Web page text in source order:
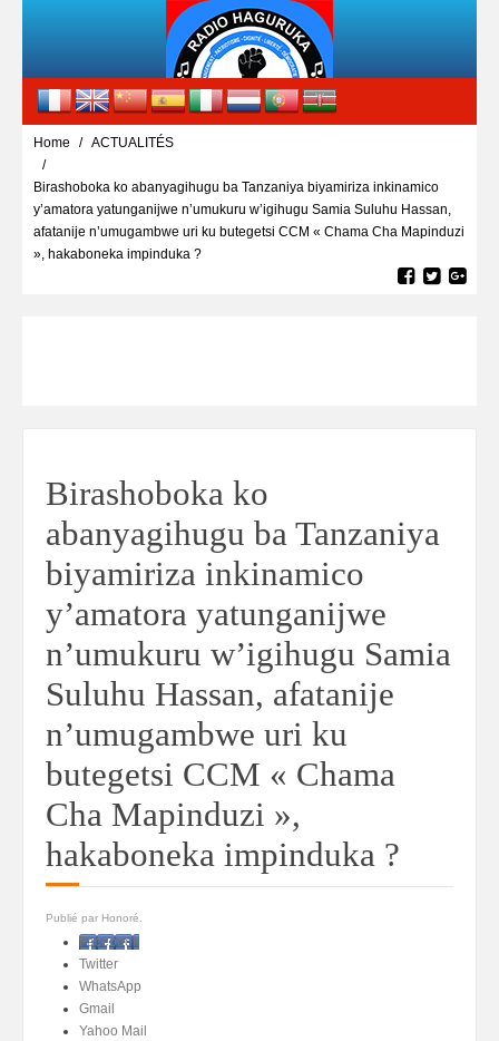
Home ACTUALITÉS
Birashoboka ko abanyagihugu ba Tanzaniya biyamiriza inkinamico
y’amatora yatunganijwe n’umukuru w’igihugu Samia Suluhu Hassan,
afatanije n’umugambwe uri ku butegetsi CCM « Chama Cha Mapinduzi
», hakaboneka impinduka ?
Birashoboka ko
abanyagihugu ba Tanzaniya
biyamiriza inkinamico
y’amatora yatunganijwe
n’umukuru w’igihugu Samia
Suluhu Hassan, afatanije
n’umugambwe uri ku
butegetsi CCM « Chama
Cha Mapinduzi »,
hakaboneka impinduka ?
Publié par Honoré.
Facebook
Twitter
WhatsApp
Gmail
Yahoo Mail